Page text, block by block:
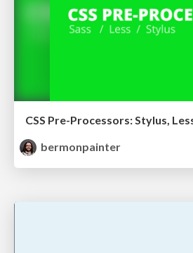
CSS Pre-Processors: Stylus,
bermonpainter